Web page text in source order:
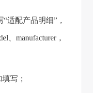
适配产品明细”，
、manufacturer，
写；